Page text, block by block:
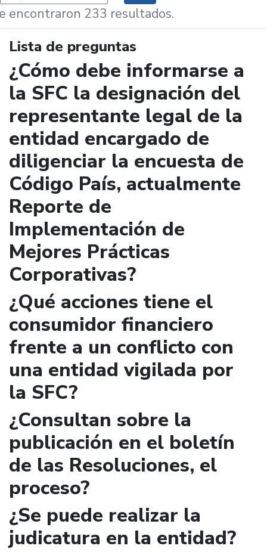
encontraron 233 resultados.
Lista de preguntas
¿Cómo debe informarse a
la SFC la designación del
representante legal de la
entidad encargado de
diligenciar la encuesta de
Código País, actualmente
Reporte de
Implementación de
Mejores Prácticas
Corporativas?
¿Qué acciones tiene el
consumidor financiero
frente a un conflicto con
una entidad vigilada por
la SFC?
¿Consultan sobre la
publicación en el boletín
de las Resoluciones, el
proceso?
¿Se puede realizar la
judicatura en la entidad?